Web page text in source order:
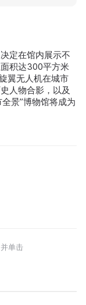
定在馆内展示不
积达300平方米
翼无人机在城市
人物合影，以及
景”博物馆将成为
单击